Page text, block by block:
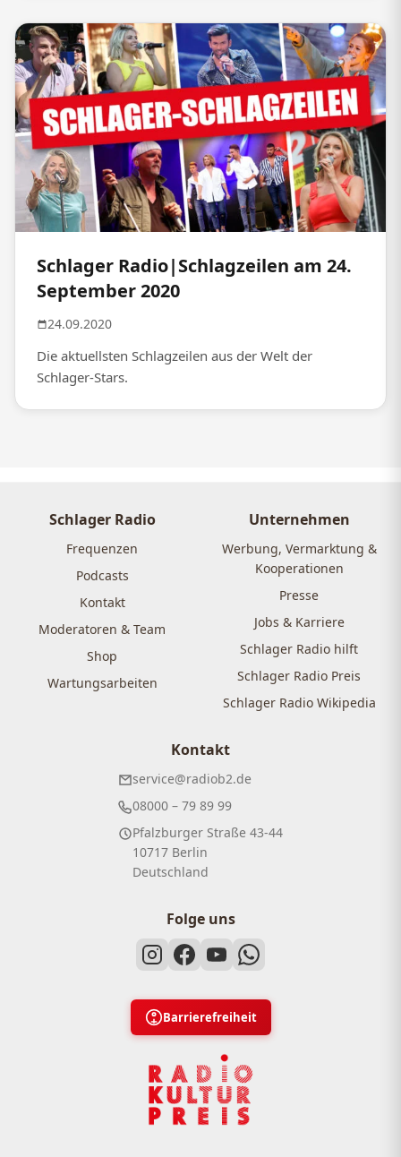
Schlager Radio|Schlagzeilen am 24.
September 2020
24.09.2020
Die aktuellsten Schlagzeilen aus der Welt der
Schlager-Stars.
Schlager Radio
Frequenzen
Podcasts
Kontakt
Moderatoren & Team
Shop
Wartungsarbeiten
Unternehmen
Werbung, Vermarktung &
Kooperationen
Presse
Jobs & Karriere
Schlager Radio hilft
Schlager Radio Preis
Schlager Radio Wikipedia
Kontakt
service@radiob2.de
08000 – 79 89 99
Pfalzburger Straße 43-44
10717 Berlin
Deutschland
Folge uns
Barrierefreiheit